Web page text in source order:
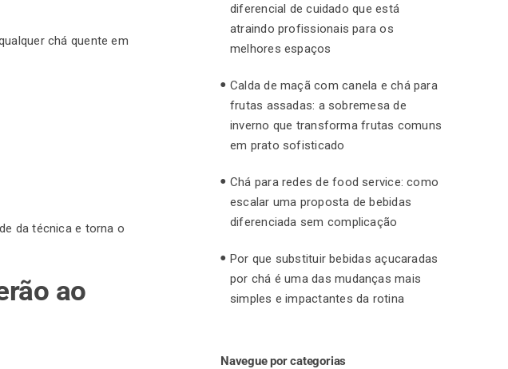
chá quente em
da técnica e torna o
ao
diferencial de cuidado que está
atraindo profissionais para os
melhores espaços
Calda de maçã com canela e chá para
frutas assadas: a sobremesa de
inverno que transforma frutas comuns
em prato sofisticado
Chá para redes de food service: como
escalar uma proposta de bebidas
diferenciada sem complicação
Por que substituir bebidas açucaradas
por chá é uma das mudanças mais
simples e impactantes da rotina
Navegue por categorias